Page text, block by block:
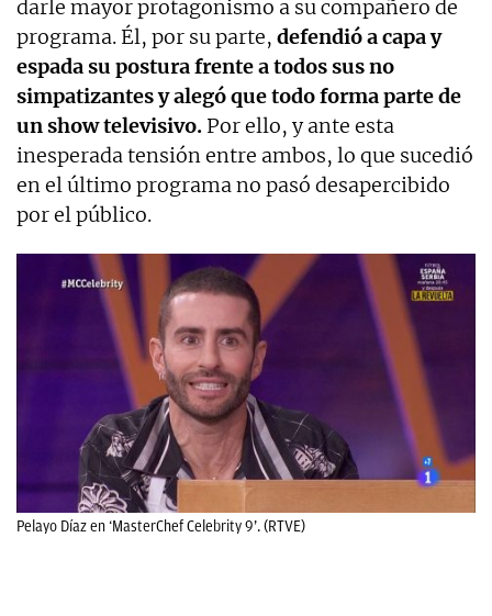
darle mayor protagonismo a su compañero de
programa. Él, por su parte, defendió a capa y
espada su postura frente a todos sus no
simpatizantes y alegó que todo forma parte de
un show televisivo. Por ello, y ante esta
inesperada tensión entre ambos, lo que sucedió
en el último programa no pasó desapercibido
por el público.
Pelayo Díaz en ‘MasterChef Celebrity 9’. (RTVE)